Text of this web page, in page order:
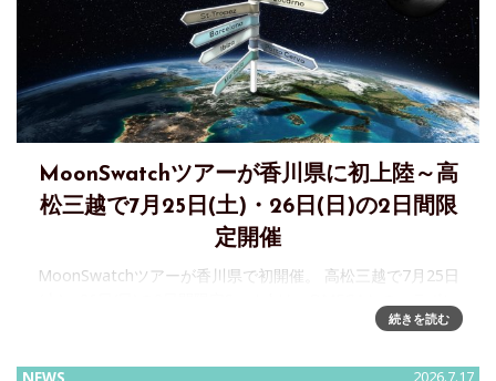
MoonSwatchツアーが香川県に初上陸～高
松三越で7月25日(土)・26日(日)の2日間限
定開催
MoonSwatchツアーが香川県で初開催。 高松三越で7月25日
ーションで誕生した「Bioceramic MoonSwatch」コレクショ
続きを読む